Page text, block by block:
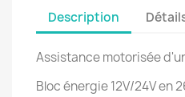
Description
Assistance motorisée
Bloc énergie 12V/24V en